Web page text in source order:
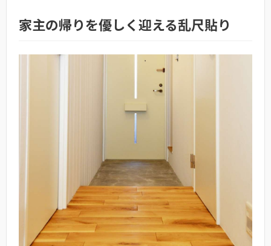
家主の帰りを優しく迎える乱尺貼り